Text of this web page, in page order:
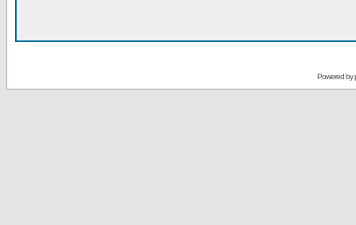
Powered by